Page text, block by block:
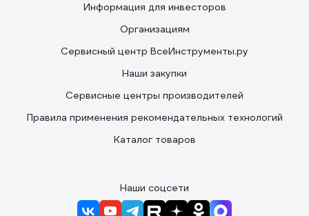
Информация для инвесторов
Организациям
Сервисный центр ВсеИнструменты.ру
Наши закупки
Сервисные центры производителей
Правила применения рекомендательных технологий
Каталог товаров
Наши соцсети